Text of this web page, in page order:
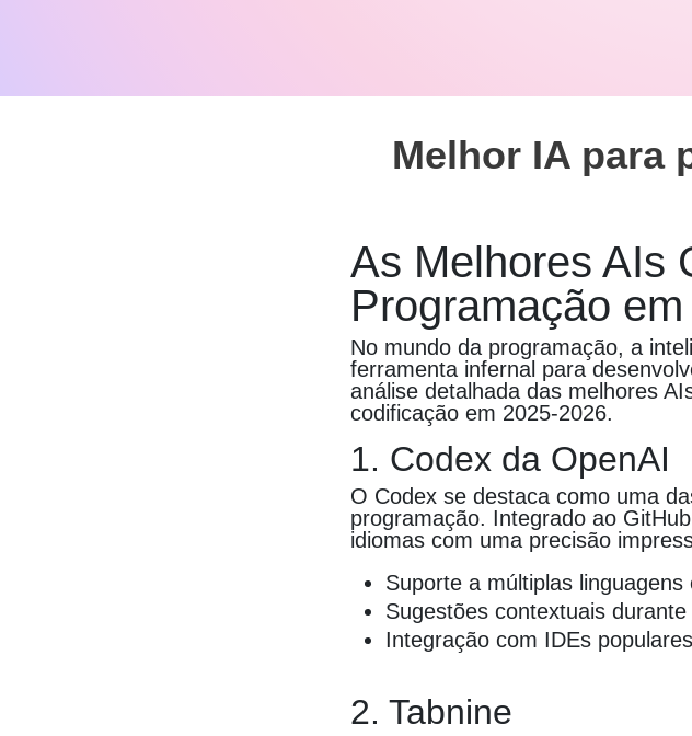
Melhor IA para
As Melhores AIs
Programação
No mundo da programação, a
ferramenta infernal para
análise detalhada das melhores
codificação em 2025-2026.
1. Codex da OpenAI
O Codex se destaca como uma
programação. Integrado ao
idiomas com uma precisão
Suporte a múltiplas
Sugestões contextuais
Integração com IDEs
2. Tabnine